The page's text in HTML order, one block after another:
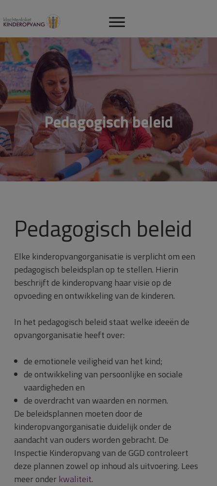
Pedagogisch beleid
Pedagogisch beleid
Elke kinderopvangorganisatie is verplicht om een
pedagogisch beleidsplan op te stellen. Hierin
beschrijft de kinderopvang haar visie op de
opvoeding en ontwikkeling van de kinderen.
In het pedagogisch beleid staat welke ideeën de
opvangorganisatie heeft over:
de emotionele veiligheid van het kind;
de ontwikkeling van persoonlijke en sociale
vaardigheden en
de overdracht van waarden en normen.
De beleidsplannen moeten door de
kinderopvangorganisatie duidelijk onder de
aandacht van ouders worden gebracht. De
Inspectie Kinderopvang van de GGD controleert
deze plannen zowel op inhoud als uitvoering. Lees
meer onderkwaliteit.